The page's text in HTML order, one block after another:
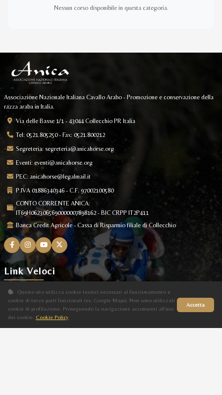
Nessun corso disponibile in questa categoria.
Associazione Nazionale Italiana Cavallo Arabo - Promozione e conservazione della
razza araba in Italia.
Via delle Basse 1/1 - 43044 Collecchio PR Italia
Tel: 0521.805250 - Fax: 0521.800212
Segreteria: segreteria@anicahorse.org
Eventi: eventi@anicahorse.org
PEC: anicahorse@legalmail.it
P.IVA 01886340346 - C.F. 97002100580
CONTO CORRENTE ANICA:
IT69H0623065690000007898162 - BIC CRPP IT2P411
Banca Credit Agricole - Cassa di Risparmio filiale di Collecchio
Link Veloci
Il Cavallo Arabo
Allevamenti
Questo sito utilizza cookie tecnici necessari al funzionamento e
cookie di terze parti funzionali (es. Google Maps). Non sono utilizzati
cookie di profilazione. Proseguendo la navigazione acconsenti all'uso
dei cookie. Cookie Policy
Accetta